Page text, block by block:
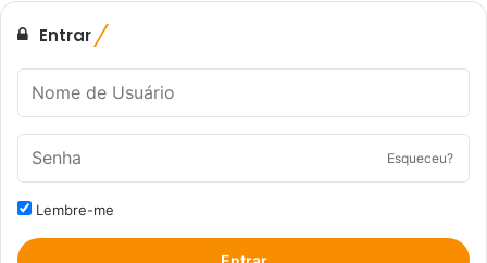
Entrar
Esqueceu?
Lembre-me